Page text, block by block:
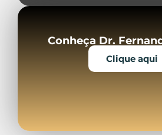
Conheça Dr.
Clique aqui